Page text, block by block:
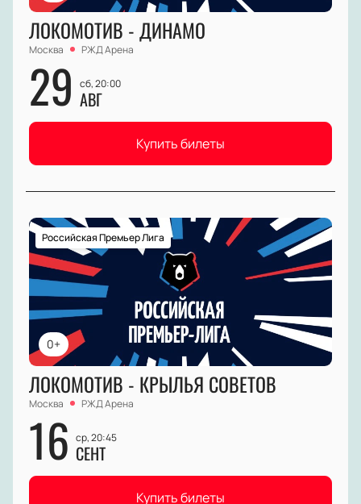
ЛОКОМОТИВ - ДИНАМО
Москва РЖД Арена
29 сб, 20:00
АВГ
Купить билеты
0+
Российская Премьер Лига
ЛОКОМОТИВ - КРЫЛЬЯ СОВЕТОВ
Москва РЖД Арена
16 ср, 20:45
СЕНТ
Купить билеты